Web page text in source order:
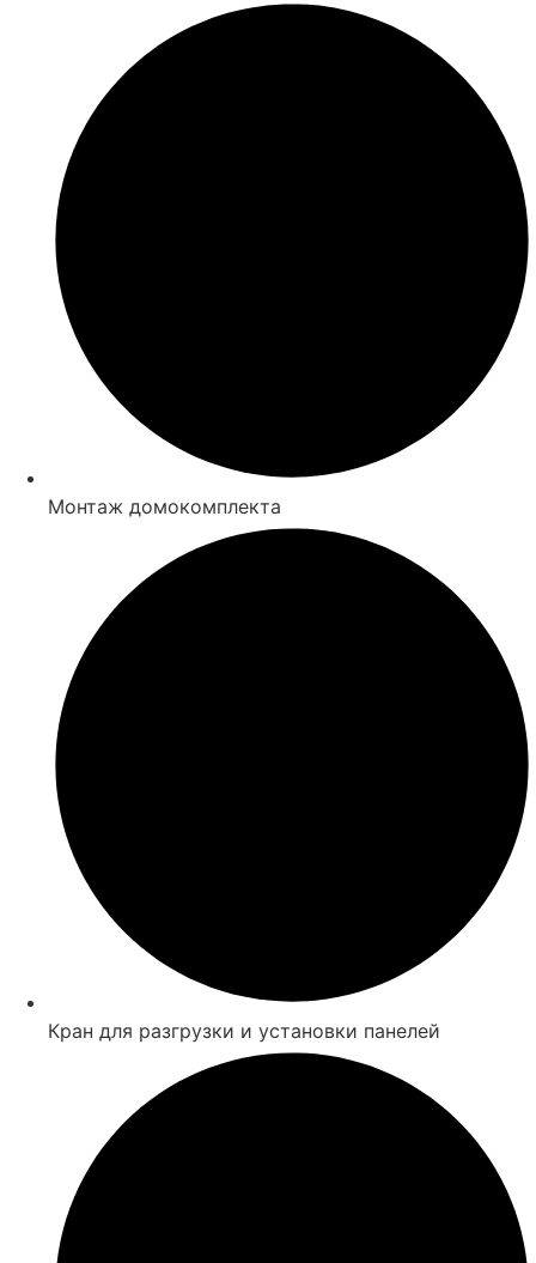
Монтаж домокомплекта
Кран для разгрузки и установки панелей